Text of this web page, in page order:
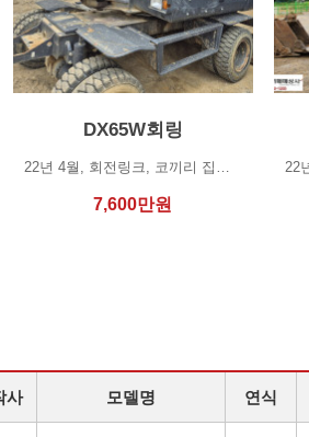
DX65W회링
22년 4월, 회전링크, 코끼리 집게, 2900시간, 상태 양호010 4966 1233(삼…
7,600만원
사 모델명 연식